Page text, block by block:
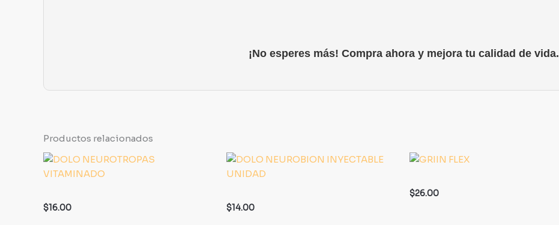
¡No esperes más! Compra ahora y mejora tu calidad de vida.
Productos relacionados
$16.00 $14.00
$26.00